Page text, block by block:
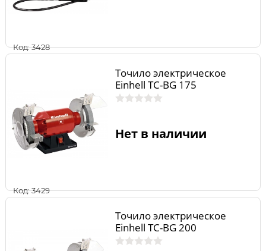
Код: 3428
Код: 3429
Точило электрическое
Einhell TC-BG 175
Нет в наличии
Точило электрическое
Einhell TC-BG 200